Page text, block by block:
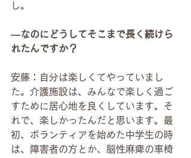
し。
―なのにどうしてそこまで長く続けら
れたんですか？
安藤：自分は楽しくてやっていまし
た。介護施設は、みんなで楽しく過ご
すために居心地を良くしています。そ
れで、楽しかったんだと思います。最
初、ボランティアを始めた中学生の時
は、障害者の方とか、脳性麻痺の車椅